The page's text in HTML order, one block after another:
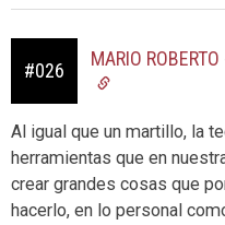
#026
MARIO ROBERTO
Al igual que un martillo, la
herramientas que en
crear grandes cosas que
hacerlo, en lo personal